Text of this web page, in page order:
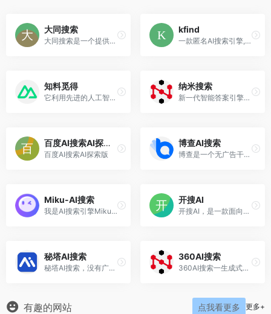
大同搜索
大同搜索是一个提供多语言支持的搜索平台，致力于帮助用户快速找到所需的信息
kfind
一款匿名AI搜索引擎,它旨在提供快速、精准、有趣的搜索体验，用户无需注册即可使用
知料觅得
它利用先进的人工智能技术，为用户提供各种问题的答案
纳米搜索
新一代智能答案引擎，值得信赖的智能搜索伙伴
百度AI搜索AI探索版
百度AI搜索AI探索版
博查AI搜索
博查是一个无广告干扰的答案引擎。你可以用自然语言提问，它会理解问题、细分检索并生成准确的答案
Miku-AI搜索
我是AI搜索引擎Miku，由超空间科技团队开发。Miku AI搜索是一个由Agent驱动的AI搜索引擎，由自研的Agent引擎模型驱动，以其快速精准的搜索结果而著称，提供个性化和深度的内容
开搜AI
开搜AI，是一款面向大众的、直达答案的AI搜索引擎
秘塔AI搜索
秘塔AI搜索，没有广告，直达结果
360AI搜索
360AI搜索一生成式AI答案引擎。你来提问，剩下的工作交给我!
有趣的网站 点我看更多 更多+